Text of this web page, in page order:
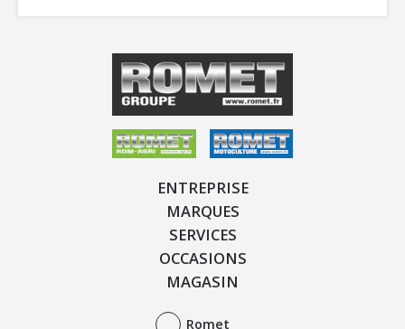
ENTREPRISE
MARQUES
SERVICES
OCCASIONS
MAGASIN
Romet